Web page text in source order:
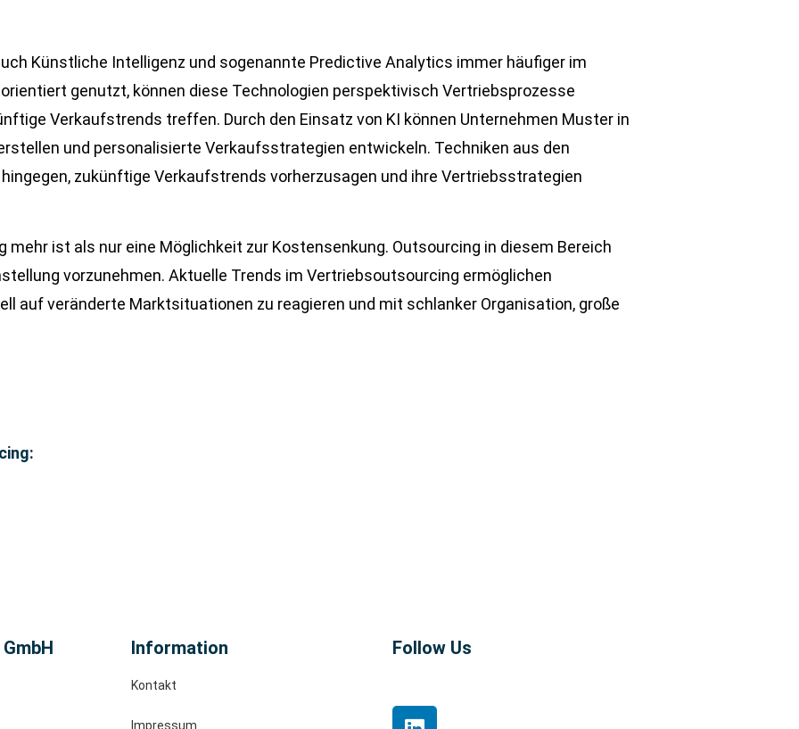
Künstliche Intelligenz und sogenannte Predictive Analytics immer häufiger im
genutzt, können diese Technologien perspektivisch Vertriebsprozesse
Verkaufstrends treffen. Durch den Einsatz von KI können Unternehmen Muster in
und personalisierte Verkaufsstrategien entwickeln. Techniken aus den
zukünftige Verkaufstrends vorherzusagen und ihre Vertriebsstrategien
ist als nur eine Möglichkeit zur Kostensenkung. Outsourcing in diesem Bereich
vorzunehmen. Aktuelle Trends im Vertriebsoutsourcing ermöglichen
auf veränderte Marktsituationen zu reagieren und mit schlanker Organisation, große
Information
Kontakt
Impressum
Follow Us